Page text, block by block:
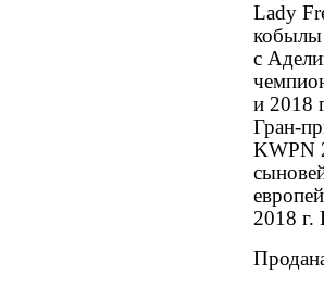
Lady
кобылы
с
и 2018
Гран-
KWPN
2018 г.